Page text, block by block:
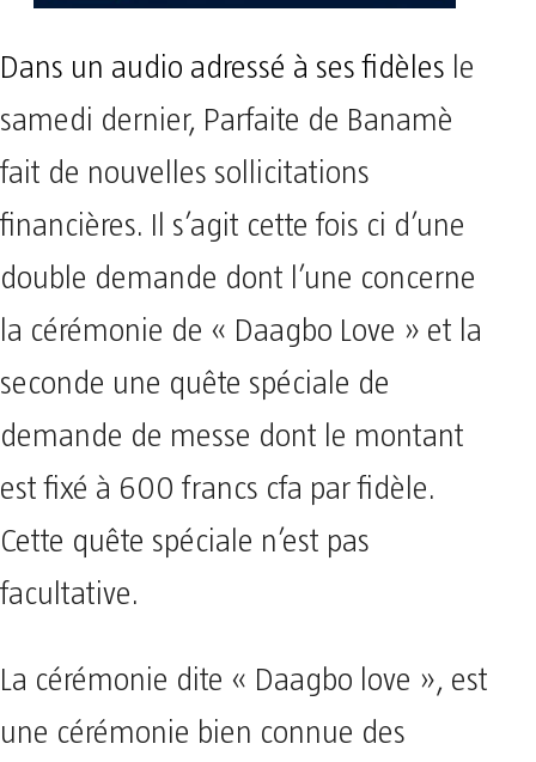
Dans un audio adressé à ses fidèles le
samedi dernier, Parfaite de Banamè
fait de nouvelles sollicitations
financières. Il s’agit cette fois ci d’une
double demande dont l’une concerne
la cérémonie de « Daagbo Love » et la
seconde une quête spéciale de
demande de messe dont le montant
est fixé à 600 francs cfa par fidèle.
Cette quête spéciale n’est pas
facultative.
La cérémonie dite « Daagbo love », est
une cérémonie bien connue des